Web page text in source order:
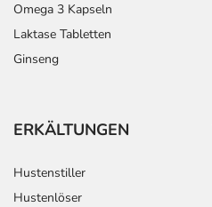
Omega 3 Kapseln
Laktase Tabletten
Ginseng
ERKÄLTUNGEN
Hustenstiller
Hustenlöser